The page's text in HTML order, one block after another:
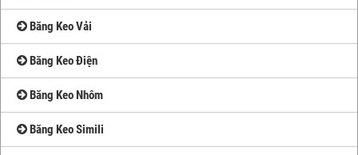
Băng Keo Vải
Băng Keo Điện
Băng Keo Nhôm
Băng Keo Simili